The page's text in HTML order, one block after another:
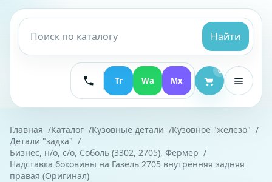
Найти
Тг Wa Mx
0
Главная Каталог Кузовные детали
Кузовное "железо"
Детали "задка"
Бизнес, н/о, с/о, Соболь (3302, 2705), Фермер
Надставка боковины на Газель 2705 внутренняя задняя
правая (Оригинал)